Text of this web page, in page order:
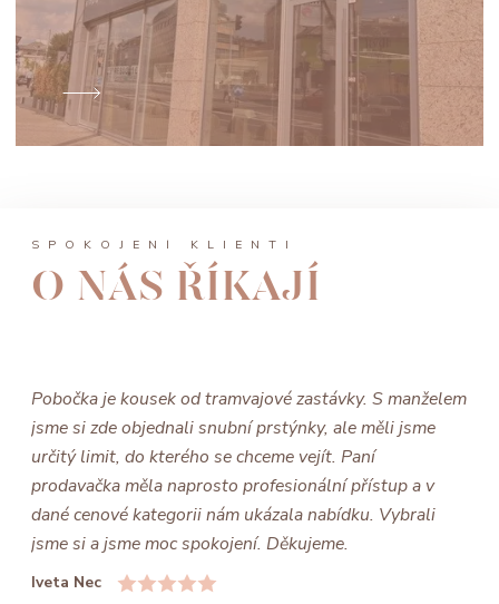
SPOKOJENÍ KLIENTI
O NÁS ŘÍKAJÍ
Pobočka je kousek od tramvajové zastávky. S manželem
jsme si zde objednali snubní prstýnky, ale měli jsme
určitý limit, do kterého se chceme vejít. Paní
prodavačka měla naprosto profesionální přístup a v
dané cenové kategorii nám ukázala nabídku. Vybrali
jsme si a jsme moc spokojení. Děkujeme.
Iveta Nec